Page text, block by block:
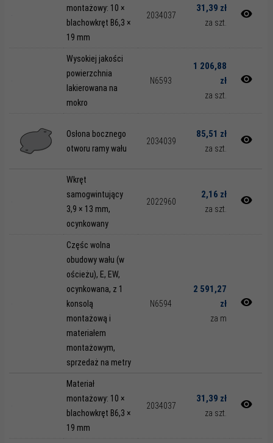
montażowy: 10 ×
blachowkręt B6,3 ×
19 mm
2034037
31,39 zł
za szt.
Wysokiej jakości
powierzchnia
lakierowana na
mokro
N6593
1 206,88
zł
za szt.
Osłona bocznego
otworu ramy wału
2034039
85,51 zł
za szt.
Wkręt
samogwintujący
3,9 × 13 mm,
ocynkowany
2022960
2,16 zł
za szt.
Częśc wolna
obudowy wału (w
ościeżu), E, EW,
ocynkowana, z 1
konsolą
montażową i
materiałem
montażowym,
sprzedaż na metry
N6594
2 591,27
zł
za m
Materiał
montażowy: 10 ×
blachowkręt B6,3 ×
19 mm
2034037
31,39 zł
za szt.